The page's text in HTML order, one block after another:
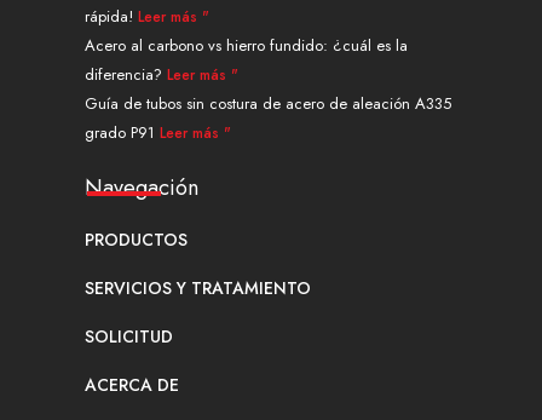
rápida! Leer más "
Acero al carbono vs hierro fundido: ¿cuál es la
diferencia? Leer más "
Guía de tubos sin costura de acero de aleación A335
grado P91 Leer más "
Navegación
PRODUCTOS
SERVICIOS Y TRATAMIENTO
SOLICITUD
ACERCA DE